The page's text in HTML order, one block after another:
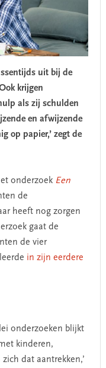
uit bij de
krijgen
als zij schulden
en afwijzende
op papier,’ zegt de
onderzoek Een
de
heeft nog zorgen
gaat de
de vier
in zijn eerdere
onderzoeken blijkt
kinderen,
dat aantrekken,’